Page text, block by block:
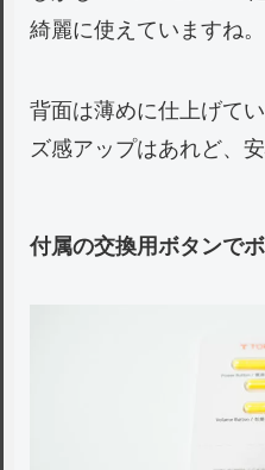
綺麗に使えていますね。
背面は薄めに仕上げて
ズ感アップはあれど、
付属の交換用ボタンで